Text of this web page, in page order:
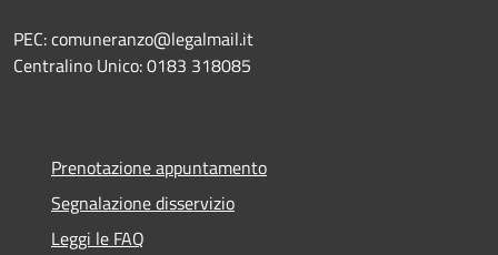
PEC: comuneranzo@legalmail.it
Centralino Unico: 0183 318085
Prenotazione appuntamento
Segnalazione disservizio
Leggi le FAQ